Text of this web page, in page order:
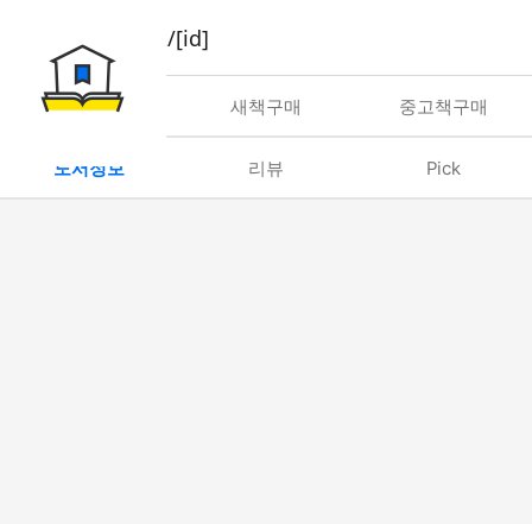
book/rent/[id]
대여 새책구매 중고책구매
도서정보 리뷰 Pick